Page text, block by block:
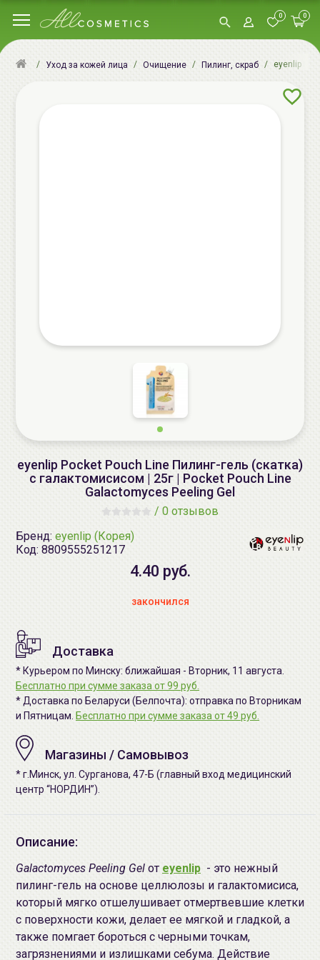
0 0
Уход за кожей лица Очищение Пилинг, скраб eyenlip
eyenlip Pocket Pouch Line Пилинг-гель (скатка)
с галактомисисом | 25г | Pocket Pouch Line
Galactomyces Peeling Gel
/ 0 отзывов
Бренд: eyenlip (Корея)
Код: 8809555251217
4.40 руб.
закончился
Доставка
* Курьером по Минску: ближайшая - Вторник, 11 августа.
Бесплатно при сумме заказа от 99 руб.
* Доставка по Беларуси (Белпочта): отправка по Вторникам
и Пятницам. Бесплатно при сумме заказа от 49 руб.
Магазины / Самовывоз
* г.Минск, ул. Сурганова, 47-Б (главный вход медицинский
центр “НОРДИН”).
Описание:
Galactomyces Peeling Gel от eyenlip - это нежный
пилинг-гель на основе целлюлозы и галактомисиса,
который мягко отшелушивает отмертвевшие клетки
с поверхности кожи, делает ее мягкой и гладкой, а
также помгает бороться с черными точкам,
загрязнениями и излишками себума. Действие